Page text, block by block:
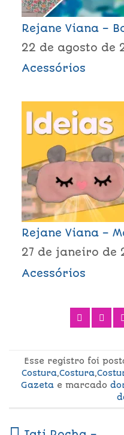
Rejane Viana –
22 de agosto de
Acessórios
Rejane Viana –
27 de janeiro de
Acessórios
Esse registro foi
Costura,Costura,
Gazeta e marcado